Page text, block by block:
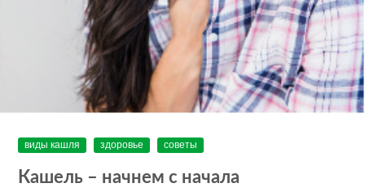
виды кашля здоровье советы
Кашель – начнем с начала